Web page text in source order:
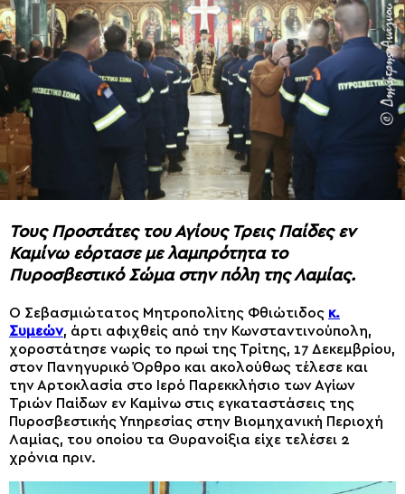
Τους Προστάτες του Αγίους Τρεις Παίδες εν
Καμίνω εόρτασε με λαμπρότητα το
Πυροσβεστικό Σώμα στην πόλη της Λαμίας.
Ο Σεβασμιώτατος Μητροπολίτης Φθιώτιδος κ.
Συμεών, άρτι αφιχθείς από την Κωνσταντινούπολη,
χοροστάτησε νωρίς το πρωί της Τρίτης, 17 Δεκεμβρίου,
στον Πανηγυρικό Όρθρο και ακολούθως τέλεσε και
την Αρτοκλασία στο Ιερό Παρεκκλήσιο των Αγίων
Τριών Παίδων εν Καμίνω στις εγκαταστάσεις της
Πυροσβεστικής Υπηρεσίας στην Βιομηχανική Περιοχή
Λαμίας, του οποίου τα Θυρανοίξια είχε τελέσει 2
χρόνια πριν.